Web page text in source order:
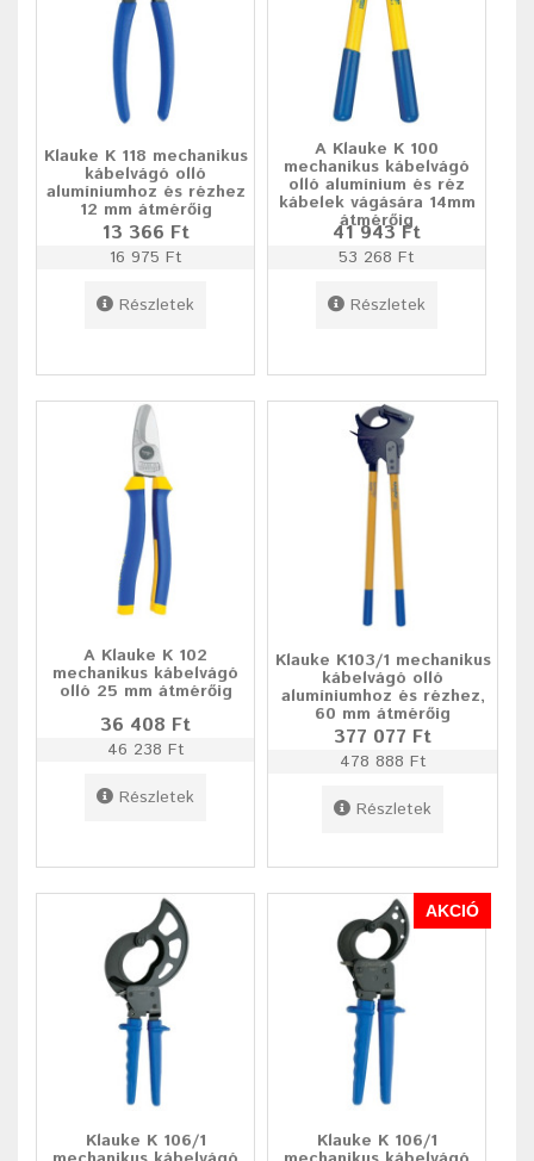
Klauke K 118 mechanikus
kábelvágó olló
alumíniumhoz és rézhez
12 mm átmérőig
13 366 Ft
16 975 Ft
Részletek
A Klauke K 100
mechanikus kábelvágó
olló alumínium és réz
kábelek vágására 14mm
átmérőig
41 943 Ft
53 268 Ft
Részletek
A Klauke K 102
mechanikus kábelvágó
olló 25 mm átmérőig
36 408 Ft
46 238 Ft
Részletek
Klauke K103/1 mechanikus
kábelvágó olló
alumíniumhoz és rézhez,
60 mm átmérőig
377 077 Ft
478 888 Ft
Részletek
Klauke K 106/1
AKCIÓ
Klauke K 106/1